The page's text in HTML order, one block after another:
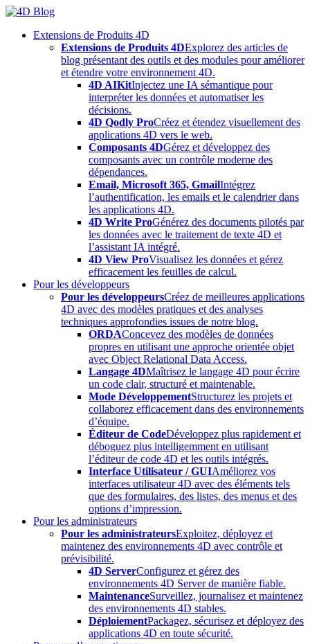
Skip
contentExtensions de Produits 4D
Extensions de Produits 4DExplorez des articles de
blog présentant des outils et des modules pour améliorer
et étendre votre environnement 4D.
4D AIKitInjectez une IA sémantique pour
interpréter les données et automatiser les
décisions.
4D Qodly ProCréez et étendez visuellement des
applications 4D vers le web.
Composants 4DGérez et développez des
composants avec un contrôle moderne des
dépendances.
Email, Microsoft 365, GmailIntégrez
l’authentification, les emails et le calendrier dans
les applications 4D.
4D Write ProGénérez des documents pilotés par
les données avec le traitement de texte 4D et
l’assistant IA intégré.
4D View ProVisualisez les données et gérez
efficacement les feuilles de calcul.
Pour les développeurs
Pour les développeursCréez de meilleures applications
4D avec des modèles pratiques et des analyses
techniques approfondies issues de notre blog.
ORDAConcevez des modèles de données
propres en utilisant une approche orientée objet
avec Object Relational Data Access.
Langage 4DMaîtrisez le langage 4D pour écrire
un code clair, structuré et maintenable.
Mode DéveloppementStructurez les projets et
collaborez efficacement dans des environnements
d’équipe.
Éditeur de CodeDéveloppez plus rapidement et
déboguez plus intelligemment en utilisant
l’éditeur de code 4D et les outils intégrés.
Interface Utilisateur / GUIAméliorez vos
interfaces utilisateur 4D avec des éléments tels
que des formulaires, des listes, des menus et des
options d’impression.
Pour les administrateurs
Pour les administrateursExploitez, déployez et
maintenez des environnements 4D avec contrôle et
prévisibilité.
4D ServerConfigurez et gérez des
environnements 4D Server de manière fiable.
MaintenanceSurveillez, journalisez et maintenez
des environnements 4D stables.
DéploiementPackagez, sécurisez et déployez des
applications 4D en toute sécurité.